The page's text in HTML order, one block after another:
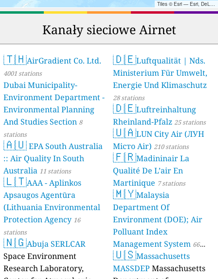
Tiles © Esri — Esri, DeLorme, NAVTEQ, TomTom, Intermap, iPC, USGS, FAO, NPS, NRCAN, GeoBase, Kadaster NL, Ordnance Survey, Esri Japan, METI, Esri China (Hong Kong), and the GIS User Community
Kanały sieciowe Airnet
🇹🇭AirGradient Co. Ltd.
4001 stations
Dubai Municipality-
Environment Department -
Environmental Planning
And Studies Section 8
stations
🇦🇺EPA South Australia
:: Air Quality In South
Australia 11 stations
🇱🇹AAA - Aplinkos
Apsaugos Agentūra
(Lithuania Environmental
Protection Agency 16
stations
🇳🇬Abuja SERLCAR
Space Environment
Research Laboratory,
🇩🇪Luftqualität | Nds.
Ministerium Für Umwelt,
Energie Und Klimaschutz
28 stations
🇩🇪Luftreinhaltung
Rheinland-Pfalz 25 stations
🇺🇦LUN City Air (ЛУН
Місто Air) 210 stations
🇫🇷Madininair La
Qualité De L’air En
Martinique 7 stations
🇲🇾Malaysia
Department Of
Environment (DOE); Air
Polluant Index
Management System 66
stations
🇺🇸Massachusetts
MASSDEP Massachusetts